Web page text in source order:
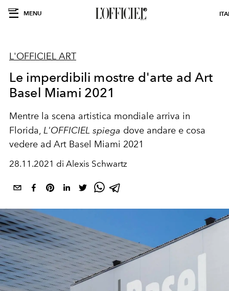
MENU
L'OFFICIEL ART
Le imperdibili mostre d'arte ad Art
Basel Miami 2021
Mentre la scena artistica mondiale arriva in
Florida, L'OFFICIEL spiega dove andare e cosa
vedere ad Art Basel Miami 2021
28.11.2021 di Alexis Schwartz